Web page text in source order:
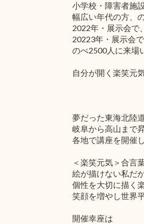
小学校・障害者施
幅広い年代の方、
2022年・展示会で
20223年・展示会
のべ2500人に来場
自分が開く楽笑元
夢だった東海北陸
岐阜から高山まで
各地で講座を開催
＜楽笑元気＞合言
絵が描けない私だ
個性を大切に描く
笑顔を増やし世界
開催幸座は